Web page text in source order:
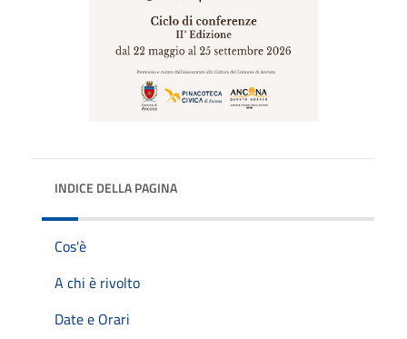
INDICE DELLA PAGINA
Cos'è
A chi è rivolto
Date e Orari